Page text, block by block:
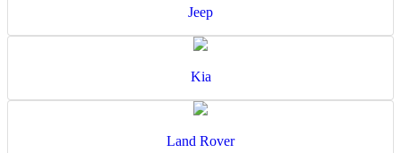
Jeep
Kia
Land Rover